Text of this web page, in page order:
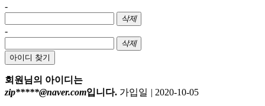
-
삭제
-
삭제
아이디 찾기
회원님의 아이디는
zip*****@naver.com입니다. 가입일 | 2020-10-05